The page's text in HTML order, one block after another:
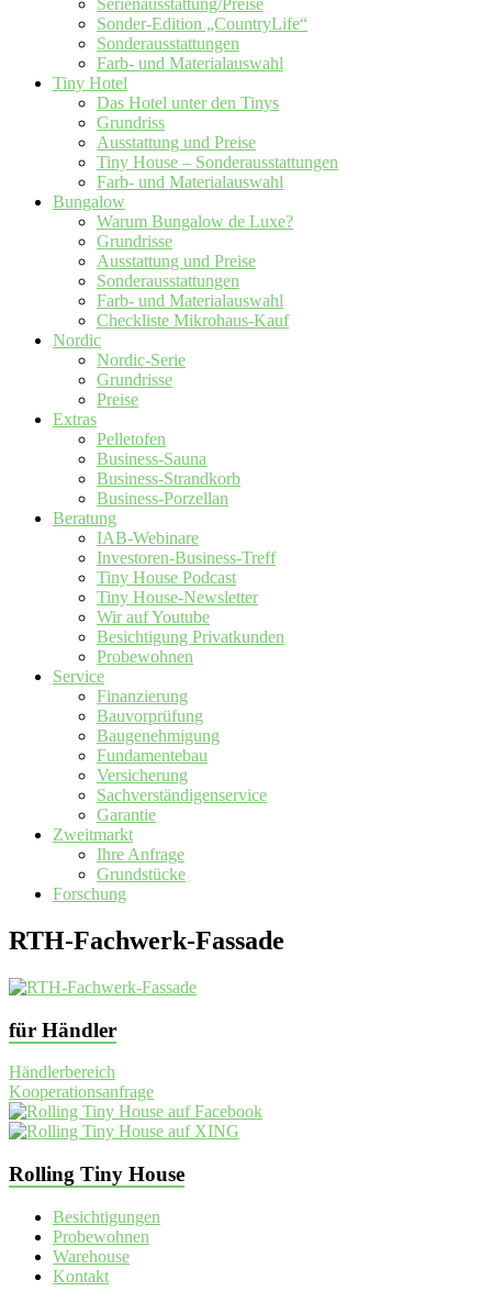
Serienausstattung/Preise
Sonder-Edition „CountryLife“
Sonderausstattungen
Farb- und Materialauswahl
Tiny Hotel
Das Hotel unter den Tinys
Grundriss
Ausstattung und Preise
Tiny House – Sonderausstattungen
Farb- und Materialauswahl
Bungalow
Warum Bungalow de Luxe?
Grundrisse
Ausstattung und Preise
Sonderausstattungen
Farb- und Materialauswahl
Checkliste Mikrohaus-Kauf
Nordic
Nordic-Serie
Grundrisse
Preise
Extras
Pelletofen
Business-Sauna
Business-Strandkorb
Business-Porzellan
Beratung
IAB-Webinare
Investoren-Business-Treff
Tiny House Podcast
Tiny House-Newsletter
Wir auf Youtube
Besichtigung Privatkunden
Probewohnen
Service
Finanzierung
Bauvorprüfung
Baugenehmigung
Fundamentebau
Versicherung
Sachverständigenservice
Garantie
Zweitmarkt
Ihre Anfrage
Grundstücke
Forschung
RTH-Fachwerk-Fassade
für Händler
Händlerbereich
Kooperationsanfrage
Rolling Tiny House
Besichtigungen
Probewohnen
Warehouse
Kontakt